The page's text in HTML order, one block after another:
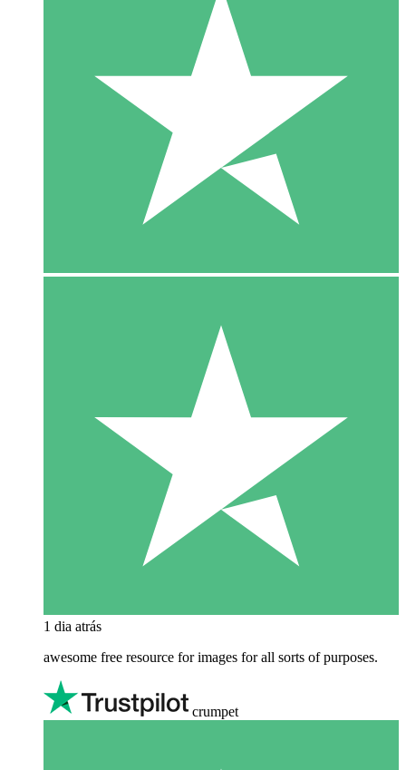
1 dia atrás
awesome free resource for images for all sorts of purposes.
crumpet